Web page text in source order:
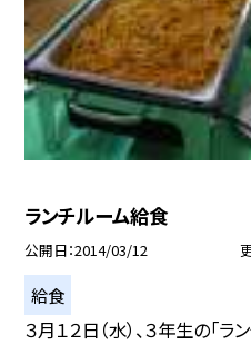
ランチルーム給食
公開日 2014/03/12
給食
３月１２日（水）、３年生の「